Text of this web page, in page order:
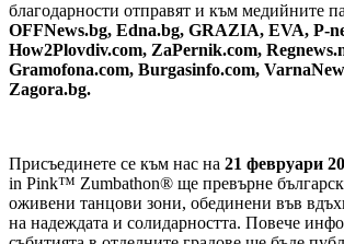
благодарности отправят и към медийните
OFFNews.bg, Edna.bg, GRAZIA, EVA, P-
How2Plovdiv.com, ZaPernik.com,
Gramofona.com, Burgasinfo.com,
Zagora.bg.
Присъединете се към нас на 21 февруари
in Pink™ Zumbathon® ще превърне
оживени танцови зони, обединени във
на надеждата и солидарността. Повече